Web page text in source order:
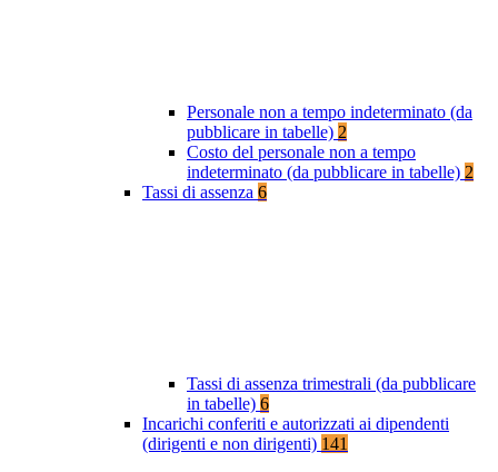
Personale non a tempo indeterminato (da
pubblicare in tabelle) 2
Costo del personale non a tempo
indeterminato (da pubblicare in tabelle) 2
Tassi di assenza 6
Tassi di assenza trimestrali (da pubblicare
in tabelle) 6
Incarichi conferiti e autorizzati ai dipendenti
(dirigenti e non dirigenti) 141